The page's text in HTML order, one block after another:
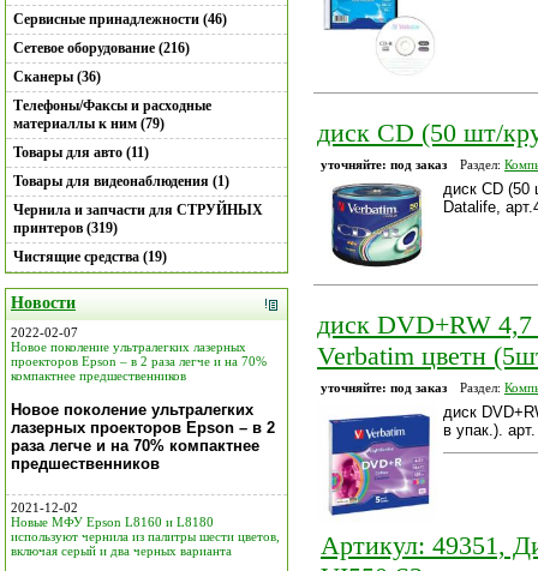
Сервисные принадлежности (46)
Сетевое оборудование (216)
Сканеры (36)
Телефоны/Факсы и расходные
материаллы к ним (79)
Товары для авто (11)
Товары для видеонаблюдения (1)
Чернила и запчасти для СТРУЙНЫХ
принтеров (319)
Чистящие средства (19)
Новости
2022-02-07
Новое поколение ультралегких лазерных
проекторов Epson – в 2 раза легче и на 70%
компактнее предшественников
Новое поколение ультралегких
лазерных проекторов Epson – в 2
раза легче и на 70% компактнее
предшественников
2021-12-02
Новые МФУ Epson L8160 и L8180
используют чернила из палитры шести цветов,
включая серый и два черных варианта
диск CD (50 шт/
уточняйте: под заказ Раздел:
диск CD (50
Datalife,
диск DVD+RW 4,7
Verbatim цветн
уточняйте: под заказ Раздел:
диск
в упак.).
Артикул: 49351,